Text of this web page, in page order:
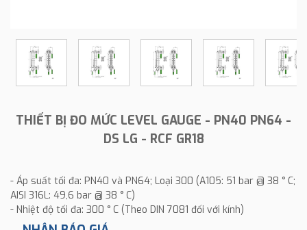
THIẾT BỊ ĐO MỨC LEVEL GAUGE - PN40 PN64 -
DS LG - RCF GR18
- Áp suất tối đa: PN40 và PN64; Loại 300 (A105: 51 bar @ 38 ° C;
AISI 316L: 49,6 bar @ 38 ° C)
- Nhiệt độ tối đa: 300 ° C (Theo DIN 7081 đối với kính)